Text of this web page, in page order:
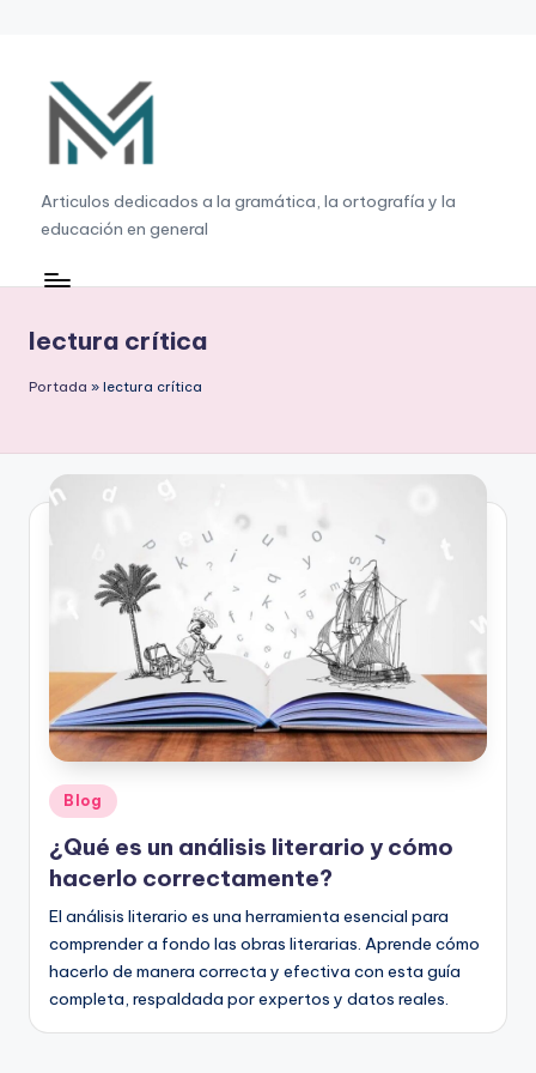
contenido
G
r
a
á
ti
a
g
r
a
fí
a
y
e
d
u
c
Articulos dedicados a la gramática, la ortografía y la
educación en general
lectura crítica
Portada » lectura crítica
Publicado
en
Blog
¿Qué es un análisis literario y cómo
hacerlo correctamente?
El análisis literario es una herramienta esencial para
comprender a fondo las obras literarias. Aprende cómo
hacerlo de manera correcta y efectiva con esta guía
completa, respaldada por expertos y datos reales.